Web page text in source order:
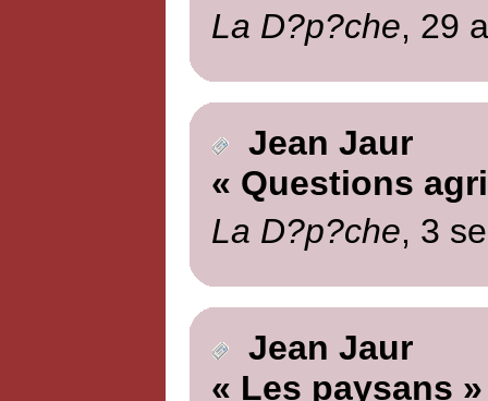
La D?p?che, 29
Jean Jaur
« Questions
La D?p?che, 3
Jean Jaur
« Les paysans »